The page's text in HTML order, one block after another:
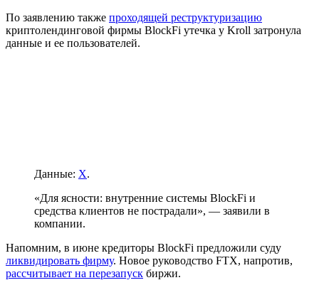
По заявлению также проходящей реструктуризацию
криптолендинговой фирмы BlockFi утечка у Kroll затронула
данные и ее пользователей.
Данные: X.
«Для ясности: внутренние системы BlockFi и
средства клиентов не пострадали», — заявили в
компании.
Напомним, в июне кредиторы BlockFi предложили суду
ликвидировать фирму. Новое руководство FTX, напротив,
рассчитывает на перезапуск биржи.